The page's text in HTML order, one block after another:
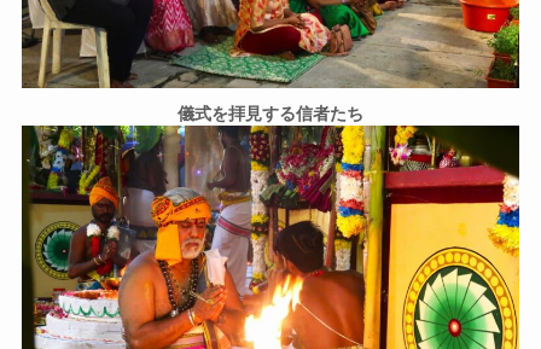
儀式を拝見する信者たち